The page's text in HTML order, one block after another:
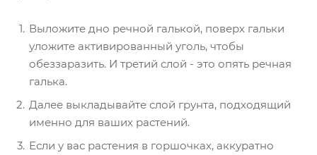
Выложите дно речной галькой, поверх гальки
уложите активированный уголь, чтобы
обеззаразить. И третий слой - это опять речная
галька.
Далее выкладывайте слой грунта, подходящий
именно для ваших растений.
Если у вас растения в горшочках, аккуратно